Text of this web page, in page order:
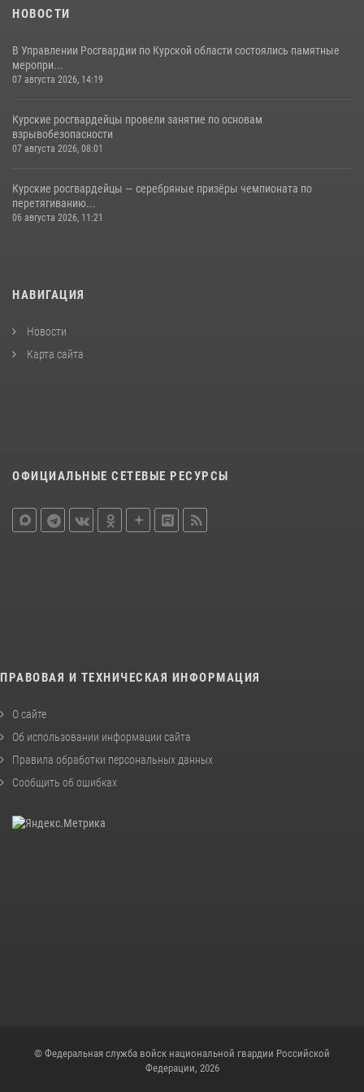
НОВОСТИ
В Управлении Росгвардии по Курской области состоялись памятные
меропри...
07 августа 2026, 14:19
Курские росгвардейцы провели занятие по основам
взрывобезопасности
07 августа 2026, 08:01
Курские росгвардейцы — серебряные призёры чемпионата по
перетягиванию...
06 августа 2026, 11:21
НАВИГАЦИЯ
Новости
Карта сайта
ОФИЦИАЛЬНЫЕ СЕТЕВЫЕ РЕСУРСЫ
ПРАВОВАЯ И ТЕХНИЧЕСКАЯ ИНФОРМАЦИЯ
О сайте
Об использовании информации сайта
Правила обработки персональных данных
Сообщить об ошибках
© Федеральная служба войск национальной гвардии Российской
Федерации, 2026